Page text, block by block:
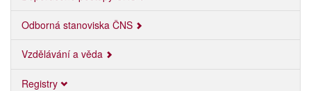
Odborná stanoviska ČNS
Vzdělávání a věda
Registry